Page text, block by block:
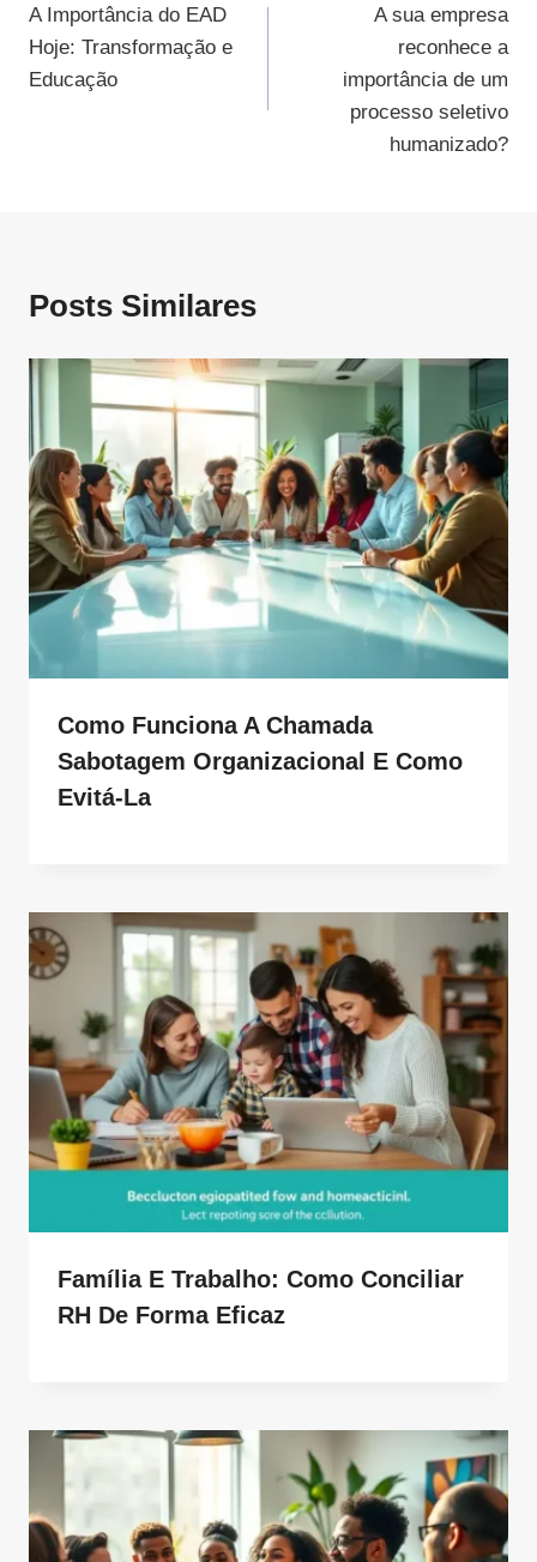
De
Post
A Importância do EAD
Hoje: Transformação e
Educação
A sua empresa
reconhece a
importância de um
processo seletivo
humanizado?
Posts Similares
Como Funciona A Chamada
Sabotagem Organizacional E Como
Evitá-La
Família E Trabalho: Como Conciliar
RH De Forma Eficaz